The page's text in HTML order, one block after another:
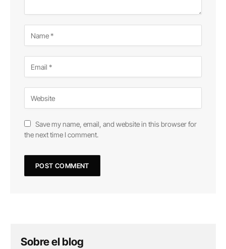
Save my name, email, and website in this browser for
the next time I comment.
Sobre el blog